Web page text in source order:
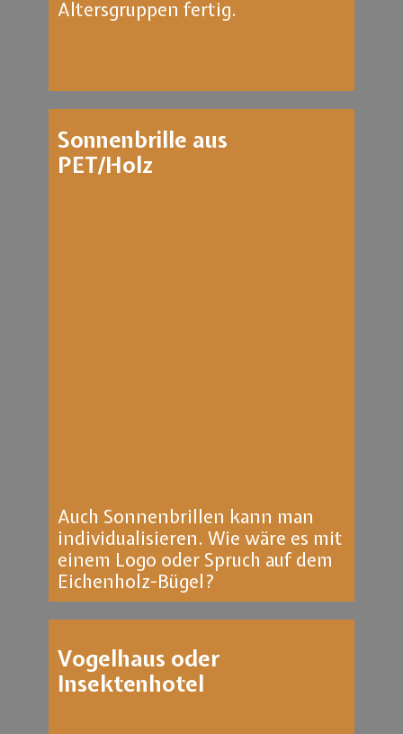
Altersgruppen fertig.
Sonnenbrille aus
PET/Holz
Auch Sonnenbrillen kann man
individualisieren. Wie wäre es mit
einem Logo oder Spruch auf dem
Eichenholz-Bügel?
Vogelhaus oder
Insektenhotel